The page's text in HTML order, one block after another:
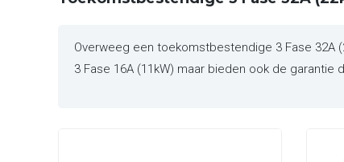
Overweeg een toekomstbestendige 3 Fase 32A
3 Fase 16A (11kW) maar bieden ook de